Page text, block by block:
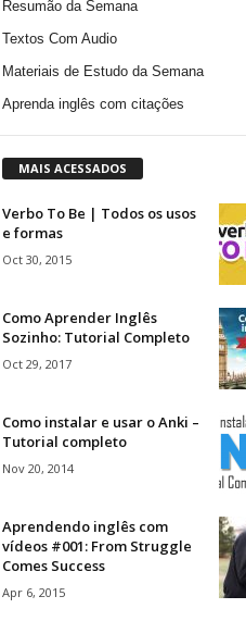
Resumão da Semana
Textos Com Audio
Materiais de Estudo da Semana
Aprenda inglês com citações
MAIS ACESSADOS
Verbo To Be | Todos os usos
e formas
Oct 30, 2015
Como Aprender Inglês
Sozinho: Tutorial Completo
Oct 29, 2017
Como instalar e usar o Anki –
Tutorial completo
Nov 20, 2014
Aprendendo inglês com
vídeos #001: From Struggle
Comes Success
Apr 6, 2015